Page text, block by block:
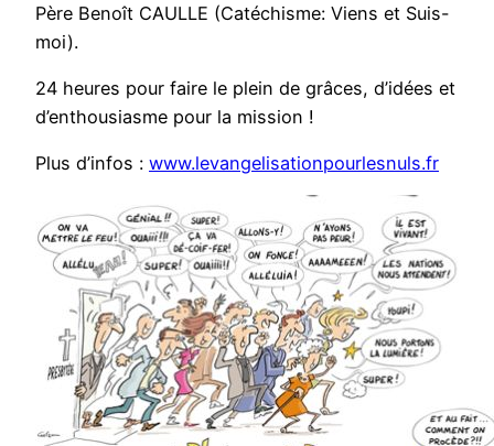
Père Benoît CAULLE (Catéchisme: Viens et Suis-
moi).
24 heures pour faire le plein de grâces, d’idées et
d’enthousiasme pour la mission !
Plus d’infos : www.levangelisationpourlesnuls.fr